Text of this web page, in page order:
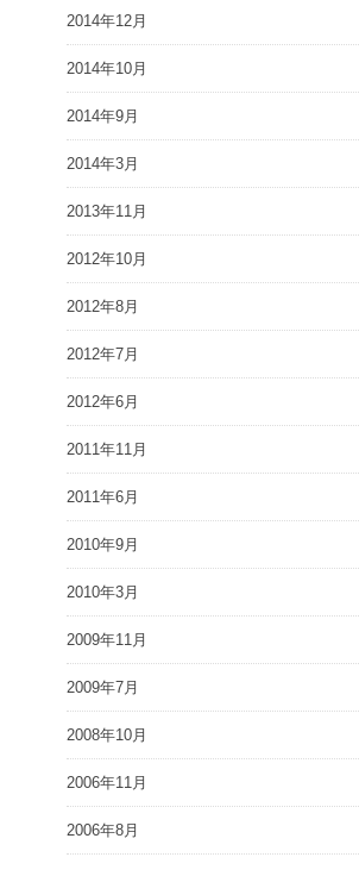
2014年12月
2014年10月
2014年9月
2014年3月
2013年11月
2012年10月
2012年8月
2012年7月
2012年6月
2011年11月
2011年6月
2010年9月
2010年3月
2009年11月
2009年7月
2008年10月
2006年11月
2006年8月